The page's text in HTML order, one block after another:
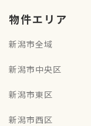
物件エリア
新潟市全域
新潟市中央区
新潟市東区
新潟市西区